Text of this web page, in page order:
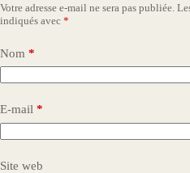
Votre adresse e-mail ne sera pas publiée.
indiqués avec *
Nom *
E-mail *
Site web